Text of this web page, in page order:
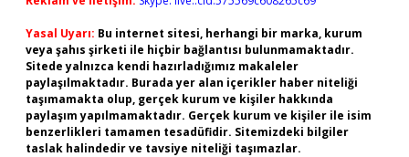
Yasal Uyarı: Bu internet sitesi, herhangi bir marka, kurum
veya şahıs şirketi ile hiçbir bağlantısı bulunmamaktadır.
Sitede yalnızca kendi hazırladığımız makaleler
paylaşılmaktadır. Burada yer alan içerikler haber niteliği
taşımamakta olup, gerçek kurum ve kişiler hakkında
paylaşım yapılmamaktadır. Gerçek kurum ve kişiler ile isim
benzerlikleri tamamen tesadüfidir. Sitemizdeki bilgiler
taslak halindedir ve tavsiye niteliği taşımazlar.